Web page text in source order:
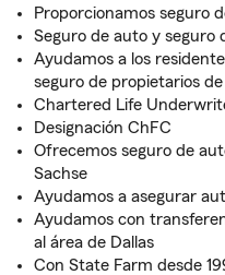
Proporcionamos seguro
Seguro de auto y seguro
Ayudamos a los
seguro de propietarios
Chartered Life
Designación ChFC
Ofrecemos seguro de
Sachse
Ayudamos a asegurar
Ayudamos con
al área de Dallas
Con State Farm desde